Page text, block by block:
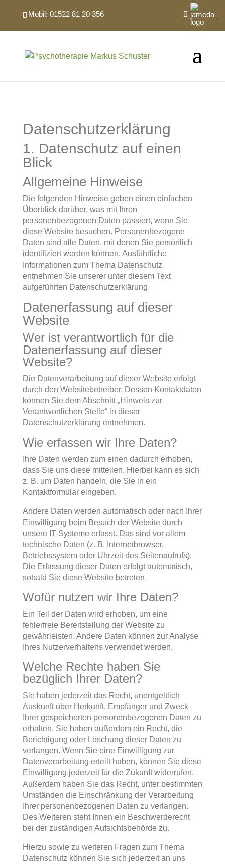
Mobil: 01522 81 20 356
Datenschutz­erklärung
1. Datenschutz auf einen
Blick
Allgemeine Hinweise
Die folgenden Hinweise geben einen einfachen
Überblick darüber, was mit Ihren
personenbezogenen Daten passiert, wenn Sie
diese Website besuchen. Personenbezogene
Daten sind alle Daten, mit denen Sie persönlich
identifiziert werden können. Ausführliche
Informationen zum Thema Datenschutz
entnehmen Sie unserer unter diesem Text
aufgeführten Datenschutzerklärung.
Datenerfassung auf dieser
Website
Wer ist verantwortlich für die
Datenerfassung auf dieser
Website?
Die Datenverarbeitung auf dieser Website erfolgt
durch den Websitebetreiber. Dessen Kontaktdaten
können Sie dem Abschnitt „Hinweis zur
Verantwortlichen Stelle“ in dieser
Datenschutzerklärung entnehmen.
Wie erfassen wir Ihre Daten?
Ihre Daten werden zum einen dadurch erhoben,
dass Sie uns diese mitteilen. Hierbei kann es sich
z. B. um Daten handeln, die Sie in ein
Kontaktformular eingeben.
Andere Daten werden automatisch oder nach Ihrer
Einwilligung beim Besuch der Website durch
unsere IT-Systeme erfasst. Das sind vor allem
technische Daten (z. B. Internetbrowser,
Betriebssystem oder Uhrzeit des Seitenaufrufs).
Die Erfassung dieser Daten erfolgt automatisch,
sobald Sie diese Website betreten.
Wofür nutzen wir Ihre Daten?
Ein Teil der Daten wird erhoben, um eine
fehlerfreie Bereitstellung der Website zu
gewährleisten. Andere Daten können zur Analyse
Ihres Nutzerverhaltens verwendet werden.
Welche Rechte haben Sie
bezüglich Ihrer Daten?
Sie haben jederzeit das Recht, unentgeltlich
Auskunft über Herkunft, Empfänger und Zweck
Ihrer gespeicherten personenbezogenen Daten zu
erhalten. Sie haben außerdem ein Recht, die
Berichtigung oder Löschung dieser Daten zu
verlangen. Wenn Sie eine Einwilligung zur
Datenverarbeitung erteilt haben, können Sie diese
Einwilligung jederzeit für die Zukunft widerrufen.
Außerdem haben Sie das Recht, unter bestimmten
Umständen die Einschränkung der Verarbeitung
Ihrer personenbezogenen Daten zu verlangen.
Des Weiteren steht Ihnen ein Beschwerderecht
bei der zuständigen Aufsichtsbehörde zu.
Hierzu sowie zu weiteren Fragen zum Thema
Datenschutz können Sie sich jederzeit an uns